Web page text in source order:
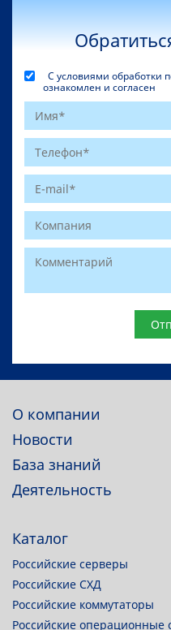
С условиями обработки
ознакомлен и согласен
О компании
Новости
База знаний
Деятельность
Каталог
Российские серверы
Российские СХД
Российские коммутаторы
Российские операционные